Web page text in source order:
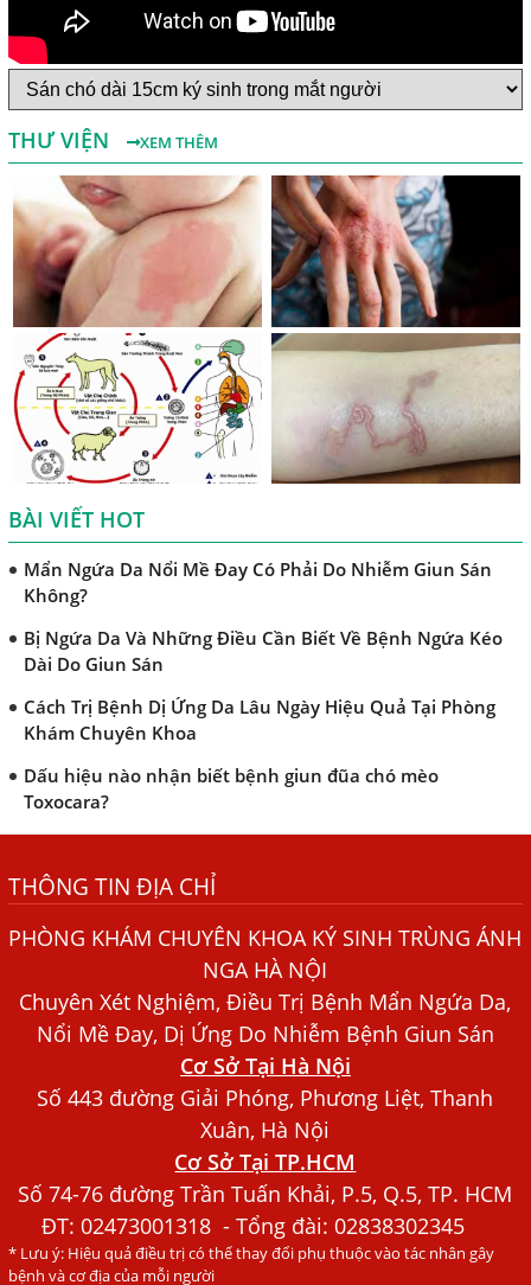
THƯ VIỆN XEM THÊM
BÀI VIẾT HOT
Một Số Điều Cần Biết Về Ký Sinh Trùng Demodex Trên Da
Người
Nguyên Nhân Và Tác Hại Của Bệnh Giun Chỉ Bạch Huyết
Chẩn Đoán Và Điều Trị Bệnh Echinococcus
Những Điều Cần Biết Về Giun Hình Ống
Chẩn Đoán Và Điều Trị Bệnh Amip Ở Não
Bệnh Sán Chó Dấu Hiệu Nhận Biết Và Thời Gian Trị Bệnh
Sán Chó
Trị Bệnh Sán Chó Có Khỏi Bệnh Ngứa Da Không?
TRIỆU CHỨNG GIUN SÁN CHÓ MÈO
Khi Trẻ Bị Dị Ứng Da Cần Làm Xét Nghiệm Gì Tìm Nguyên
Nhân Dị Ứng Da
Điều trị bệnh sán lá gan ở đâu?
Mẩn Ngứa Da Nổi Mề Đay Có Phải Do Nhiễm Giun Sán
Không?
Bị Ngứa Da Và Những Điều Cần Biết Về Bệnh Ngứa Kéo
Dài Do Giun Sán
Cách Trị Bệnh Dị Ứng Da Lâu Ngày Hiệu Quả Tại Phòng
Khám Chuyên Khoa
Dấu hiệu nào nhận biết bệnh giun đũa chó mèo
Toxocara?
Bệnh Chàm Và Những Yếu Tố Liên Quan Đến Bệnh Giun
Sán
Dấu Hiệu Ngứa Da, Dị Ứng, Nổi Mề Đay Do Nhiễm Sán
Bác sĩ Nguyễn Ngọc Ánh Phòng Khám Ánh Nga Đề Tài
Nghiên Cứu Khoa
Xét Nghiệm Giun Sán Gồm Những Loại Nào? Chi Phí Bao
Người Đàn Ông Phát Ban Mẩn Đỏ Khắp Người, Sau Ba
Tháng Mới Tìm Ra Nguyên Nhân
Đau Mắt Đỏ, Nguyên Nhân Và Cách Điều Trị
HÀ NỘI – PHÁT BAN MẨN ĐỎ KHẮP NGƯỜI, ĐI KHÁM
THÔNG TIN ĐỊA CHỈ
PHÒNG KHÁM CHUYÊN KHOA KÝ SINH TRÙNG ÁNH
NGA HÀ NỘI
Chuyên Xét Nghiệm, Điều Trị Bệnh Mẩn Ngứa Da,
Nổi Mề Đay, Dị Ứng Do Nhiễm Bệnh Giun Sán
Cơ Sở Tại Hà Nội
Số 443 đường Giải Phóng, Phương Liệt, Thanh
Xuân, Hà Nội
Cơ Sở Tại TP.HCM
Số 74-76 đường Trần Tuấn Khải, P.5, Q.5, TP. HCM
ĐT:02473001318 - Tổng đài: 02838302345
* Lưu ý: Hiệu quả điều trị có thể thay đổi phụ thuộc vào tác nhân gây
bệnh và cơ địa của mỗi người